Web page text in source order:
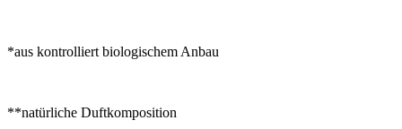
*aus kontrolliert biologischem Anbau
**natürliche Duftkomposition